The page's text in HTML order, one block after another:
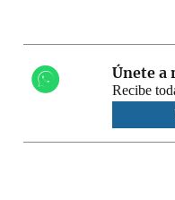
Únete a
Recibe